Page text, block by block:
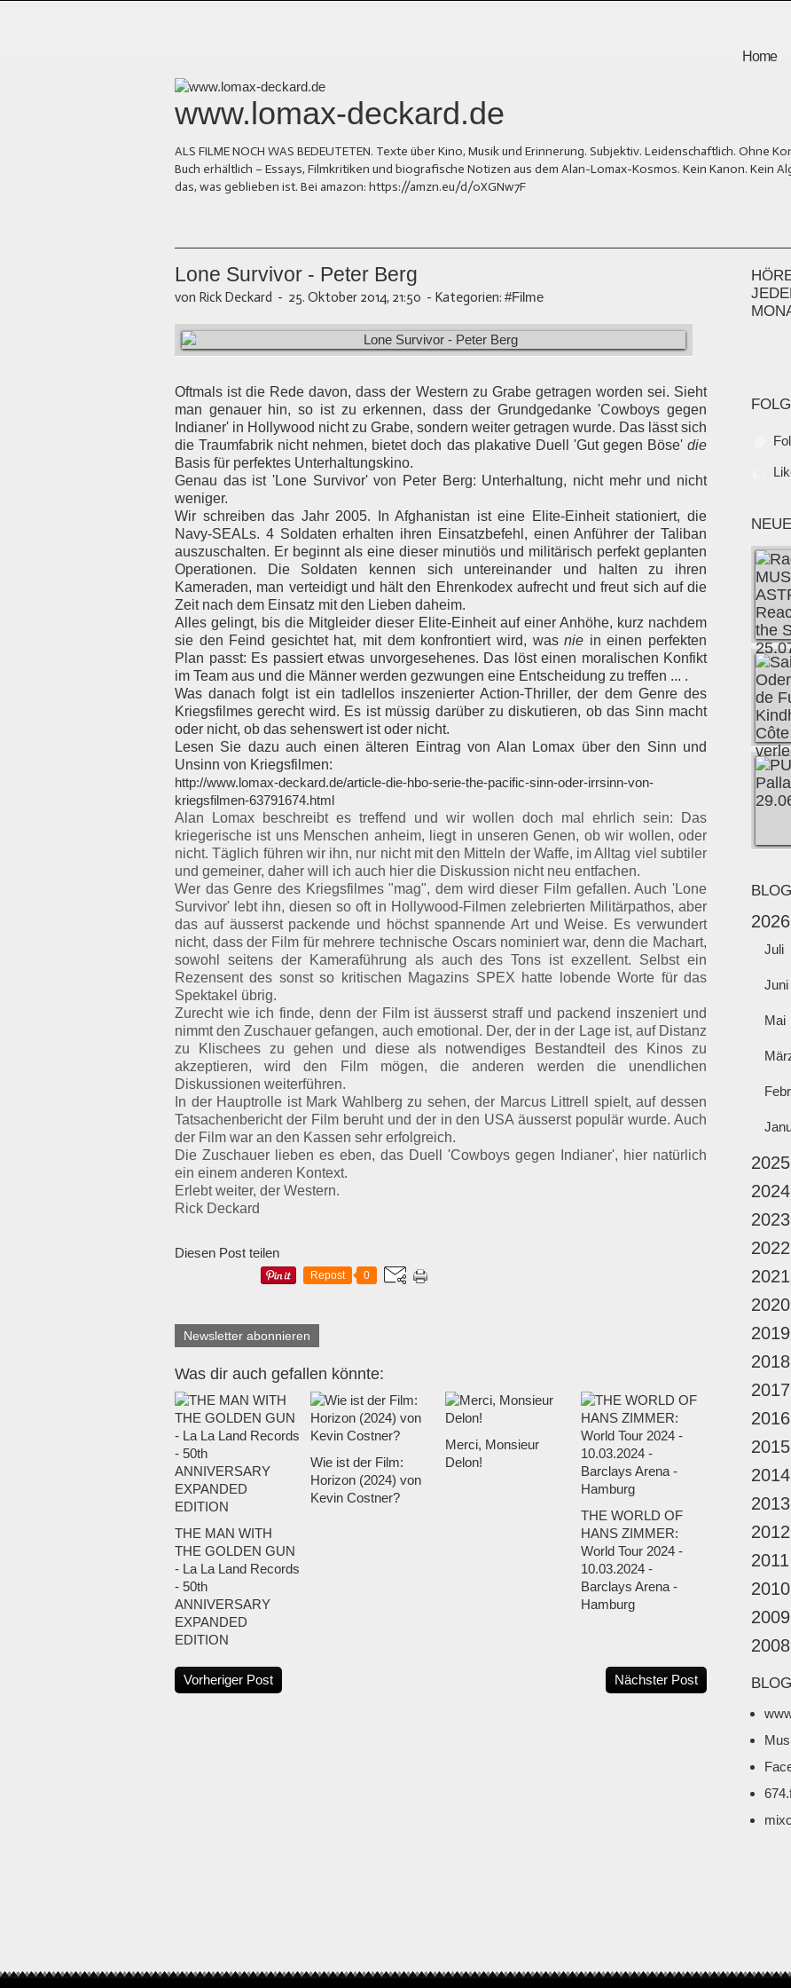
Home
www.lomax-deckard.de
ALS FILME NOCH WAS BEDEUTETEN. Texte über Kino, Musik und Erinnerung. Subjektiv. Leidenschaftlich. Ohne
Buch erhältlich – Essays, Filmkritiken und biografische Notizen aus dem Alan-Lomax-Kosmos. Kein Kanon. Kein
das, was geblieben ist. Bei amazon: https://amzn.eu/d/0XGNw7F
Lone Survivor - Peter Berg
von Rick Deckard - 25. Oktober 2014, 21:50 - Kategorien: #Filme
Oftmals ist die Rede davon, dass der Western zu Grabe getragen worden sei. Sieht
man genauer hin, so ist zu erkennen, dass der Grundgedanke 'Cowboys gegen
Indianer' in Hollywood nicht zu Grabe, sondern weiter getragen wurde. Das lässt sich
die Traumfabrik nicht nehmen, bietet doch das plakative Duell 'Gut gegen Böse' die
Basis für perfektes Unterhaltungskino.
Genau das ist 'Lone Survivor' von Peter Berg: Unterhaltung, nicht mehr und nicht
weniger.
Wir schreiben das Jahr 2005. In Afghanistan ist eine Elite-Einheit stationiert, die
Navy-SEALs. 4 Soldaten erhalten ihren Einsatzbefehl, einen Anführer der Taliban
auszuschalten. Er beginnt als eine dieser minutiös und militärisch perfekt geplanten
Operationen. Die Soldaten kennen sich untereinander und halten zu ihren
Kameraden, man verteidigt und hält den Ehrenkodex aufrecht und freut sich auf die
Zeit nach dem Einsatz mit den Lieben daheim.
Alles gelingt, bis die Mitgleider dieser Elite-Einheit auf einer Anhöhe, kurz nachdem
sie den Feind gesichtet hat, mit dem konfrontiert wird, wasnie in einen perfekten
Plan passt: Es passiert etwas unvorgesehenes. Das löst einen moralischen Konfikt
im Team aus und die Männer werden gezwungen eine Entscheidung zu treffen ... .
Was danach folgt ist ein tadlellos inszenierter Action-Thriller, der dem Genre des
Kriegsfilmes gerecht wird. Es ist müssig darüber zu diskutieren, ob das Sinn macht
oder nicht, ob das sehenswert ist oder nicht.
Lesen Sie dazu auch einen älteren Eintrag von Alan Lomax über den Sinn und
Unsinn von Kriegsfilmen:
http://www.lomax-deckard.de/article-die-hbo-serie-the-pacific-sinn-oder-irrsinn-von-
kriegsfilmen-63791674.html
Alan Lomax beschreibt es treffend und wir wollen doch mal ehrlich sein: Das
kriegerische ist uns Menschen anheim, liegt in unseren Genen, ob wir wollen, oder
nicht. Täglich führen wir ihn, nur nicht mit den Mitteln der Waffe, im Alltag viel subtiler
und gemeiner, daher will ich auch hier die Diskussion nicht neu entfachen.
Wer das Genre des Kriegsfilmes "mag", dem wird dieser Film gefallen. Auch 'Lone
Survivor' lebt ihn, diesen so oft in Hollywood-Filmen zelebrierten Militärpathos, aber
das auf äusserst packende und höchst spannende Art und Weise. Es verwundert
nicht, dass der Film für mehrere technische Oscars nominiert war, denn die Machart,
sowohl seitens der Kameraführung als auch des Tons ist exzellent. Selbst ein
Rezensent des sonst so kritischen Magazins SPEX hatte lobende Worte für das
Spektakel übrig.
Zurecht wie ich finde, denn der Film ist äusserst straff und packend inszeniert und
nimmt den Zuschauer gefangen, auch emotional. Der, der in der Lage ist, auf Distanz
zu Klischees zu gehen und diese als notwendiges Bestandteil des Kinos zu
akzeptieren, wird den Film mögen, die anderen werden die unendlichen
Diskussionen weiterführen.
In der Hauptrolle ist Mark Wahlberg zu sehen, der Marcus Littrell spielt, auf dessen
Tatsachenbericht der Film beruht und der in den USA äusserst populär wurde. Auch
der Film war an den Kassen sehr erfolgreich.
Die Zuschauer lieben es eben, das Duell 'Cowboys gegen Indianer', hier natürlich
ein einem anderen Kontext.
Erlebt weiter, der Western.
Rick Deckard
Diesen Post teilen
Repost 0
Newsletter abonnieren
Was dir auch gefallen könnte:
THE MAN WITH
THE GOLDEN GUN
- La La Land Records
- 50th
ANNIVERSARY
EXPANDED
EDITION
Wie ist der Film:
Horizon (2024) von
Kevin Costner?
Merci, Monsieur
Delon!
THE WORLD OF
HANS ZIMMER:
World Tour 2024 -
10.03.2024 -
Barclays Arena -
Hamburg
Vorheriger Post Nächster Post
2026
Juli
Juni
Mai
2025
2024
2023
2022
2021
2020
2019
2018
2017
2016
2015
2014
2013
2012
2011
2010
2009
2008